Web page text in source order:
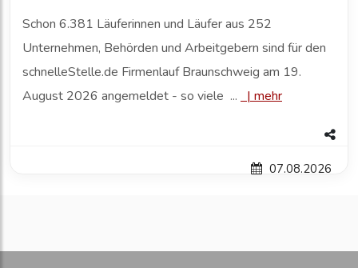
Schon 6.381 Läuferinnen und Läufer aus 252
Unternehmen, Behörden und Arbeitgebern sind für den
schnelleStelle.de Firmenlauf Braunschweig am 19.
August 2026 angemeldet - so viele ...
| mehr
07.08.2026